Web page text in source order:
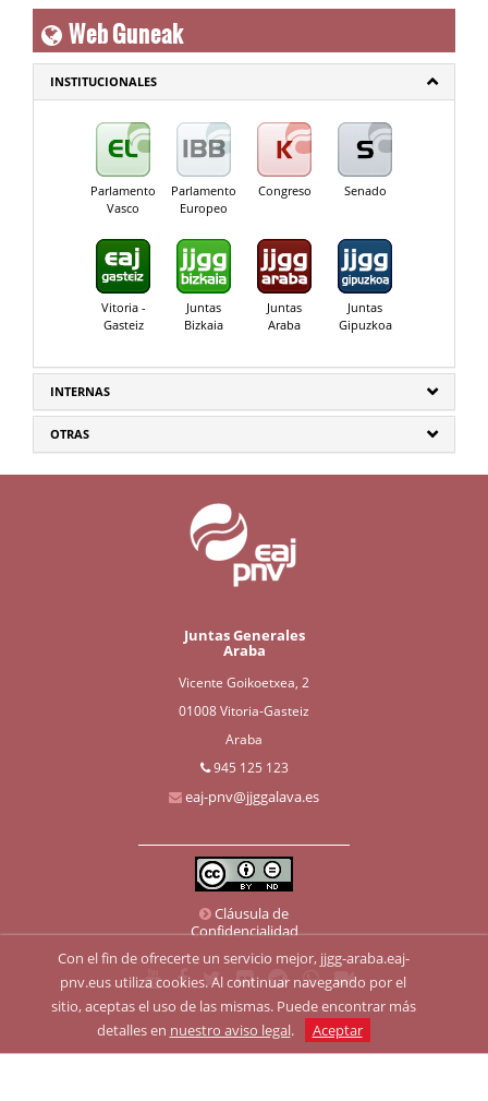
Web Guneak
INSTITUCIONALES
Parlamento
Vasco
Parlamento
Europeo
Congreso Senado
Vitoria -
Gasteiz
Juntas
Bizkaia
Juntas
Araba
Juntas
Gipuzkoa
INTERNAS
OTRAS
Juntas Generales
Araba
Vicente Goikoetxea, 2
01008 Vitoria-Gasteiz
Araba
945 125 123
eaj-pnv@jjggalava.es
Cláusula de
Confidencialidad
Con el fin de ofrecerte un servicio mejor, jjgg-araba.eaj-
pnv.eus utiliza cookies. Al continuar navegando por el
sitio, aceptas el uso de las mismas. Puede encontrar más
detalles en nuestro aviso legal. Aceptar